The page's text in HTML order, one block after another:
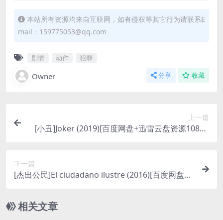
本站所有资源均来自互联网，如有侵权等其它行为请联系E
mail：159775053@qq.com
剧情 动作 犯罪
Owner 分享 收藏
上一篇
[小丑]Joker (2019)[百度网盘+迅雷云盘资源1080P
下一篇
[杰出公民]El ciudadano ilustre (2016)[百度网盘
7.5GB][原声中字]
相关文章